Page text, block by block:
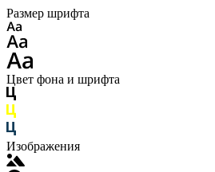
Размер шрифта
Цвет фона и шрифта
Изображения